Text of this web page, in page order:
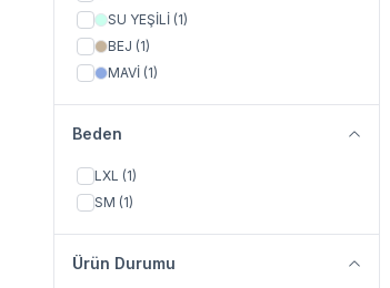
SU YEŞİLİ (1)
BEJ (1)
MAVİ (1)
Beden
LXL (1)
SM (1)
Ürün Durumu